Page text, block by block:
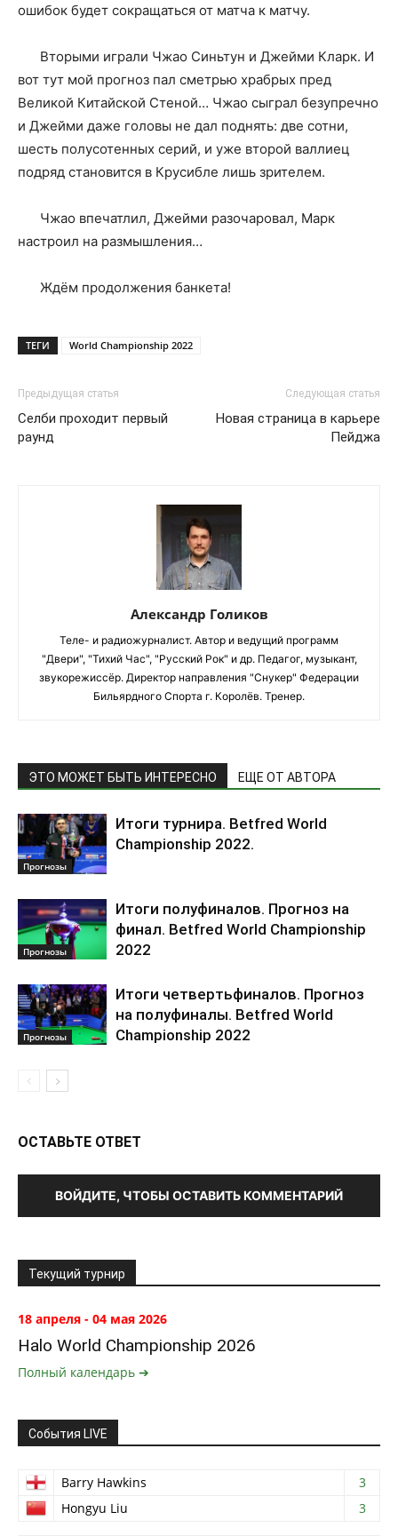
ошибок будет сокращаться от матча к матчу.
Вторыми играли Чжао Синьтун и Джейми Кларк. И
вот тут мой прогноз пал сметрью храбрых пред
Великой Китайской Стеной… Чжао сыграл безупречно
и Джейми даже головы не дал поднять: две сотни,
шесть полусотенных серий, и уже второй валлиец
подряд становится в Крусибле лишь зрителем.
Чжао впечатлил, Джейми разочаровал, Марк
настроил на размышления…
Ждём продолжения банкета!
ТЕГИ World Championship 2022
Предыдущая статья
Селби проходит первый
раунд
Следующая статья
Новая страница в карьере
Пейджа
Александр Голиков
Теле- и радиожурналист. Автор и ведущий программ
"Двери", "Тихий Час", "Русский Рок" и др. Педагог, музыкант,
звукорежиссёр. Директор направления "Снукер" Федерации
Бильярдного Спорта г. Королёв. Тренер.
ЭТО МОЖЕТ БЫТЬ ИНТЕРЕСНО ЕЩЕ ОТ АВТОРА
Прогнозы
Итоги турнира. Betfred World
Championship 2022.
Прогнозы
Итоги полуфиналов. Прогноз на
финал. Betfred World Championship
2022
Прогнозы
Итоги четвертьфиналов. Прогноз
на полуфиналы. Betfred World
Championship 2022
ОСТАВЬТЕ ОТВЕТ
ВОЙДИТЕ, ЧТОБЫ ОСТАВИТЬ КОММЕНТАРИЙ
Текущий турнир
18 апреля - 04 мая 2026
Halo World Championship 2026
Полный календарь ➔
События LIVE
Barry Hawkins
3
Hongyu Liu
3